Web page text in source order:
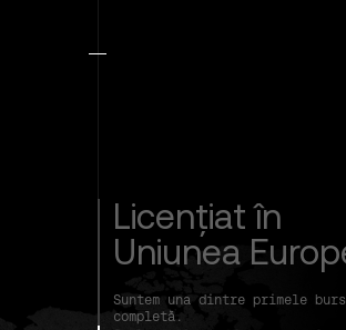
Licențiat în
Uniunea
Suntem una dintre primele
completă.